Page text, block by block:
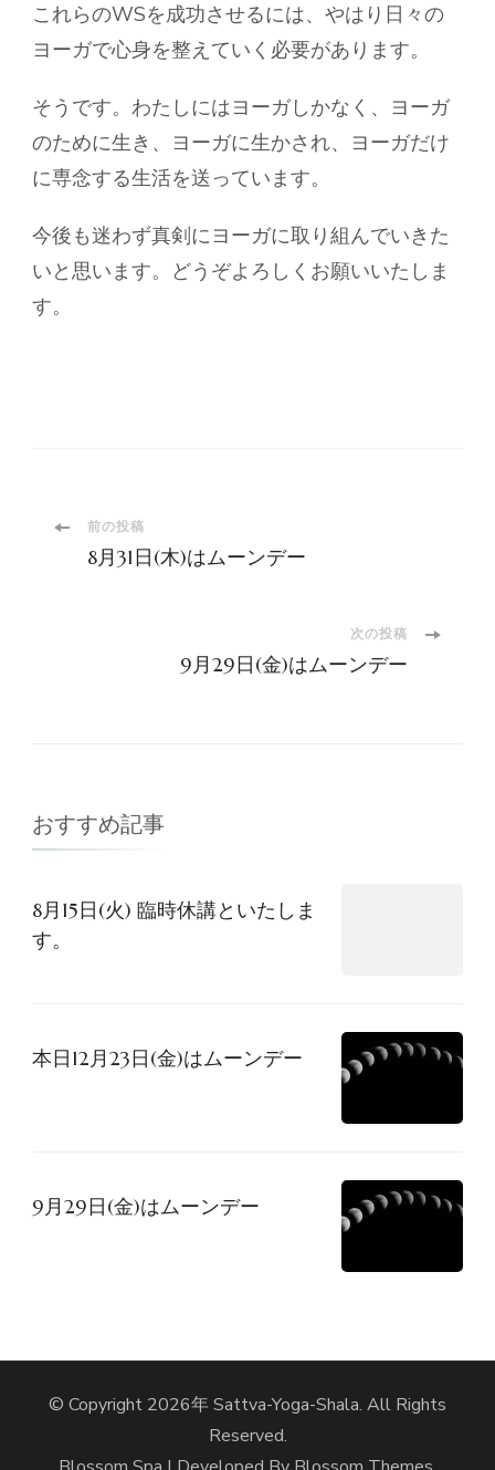
これらのWSを成功させるには、やはり日々の
ヨーガで心身を整えていく必要があります。
そうです。わたしにはヨーガしかなく、ヨーガ
のために生き、ヨーガに生かされ、ヨーガだけ
に専念する生活を送っています。
今後も迷わず真剣にヨーガに取り組んでいきた
いと思います。どうぞよろしくお願いいたしま
す。
投
ー
ョ
前の投稿
8月31日(木)はムーンデー
次の投稿
9月29日(金)はムーンデー
おすすめ記事
8月15日(火) 臨時休講といたしま
す。
本日12月23日(金)はムーンデー
9月29日(金)はムーンデー
© Copyright 2026年Sattva-Yoga-Shala. All Rights
Reserved.